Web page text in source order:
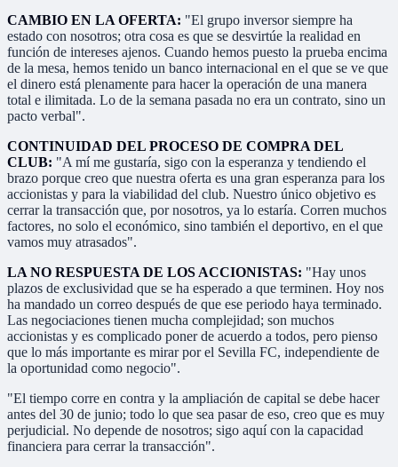
CAMBIO EN LA OFERTA: "El grupo inversor siempre ha
estado con nosotros; otra cosa es que se desvirtúe la realidad en
función de intereses ajenos. Cuando hemos puesto la prueba encima
de la mesa, hemos tenido un banco internacional en el que se ve que
el dinero está plenamente para hacer la operación de una manera
total e ilimitada. Lo de la semana pasada no era un contrato, sino un
pacto verbal".
CONTINUIDAD DEL PROCESO DE COMPRA DEL
CLUB: "A mí me gustaría, sigo con la esperanza y tendiendo el
brazo porque creo que nuestra oferta es una gran esperanza para los
accionistas y para la viabilidad del club. Nuestro único objetivo es
cerrar la transacción que, por nosotros, ya lo estaría. Corren muchos
factores, no solo el económico, sino también el deportivo, en el que
vamos muy atrasados".
LA NO RESPUESTA DE LOS ACCIONISTAS: "Hay unos
plazos de exclusividad que se ha esperado a que terminen. Hoy nos
ha mandado un correo después de que ese periodo haya terminado.
Las negociaciones tienen mucha complejidad; son muchos
accionistas y es complicado poner de acuerdo a todos, pero pienso
que lo más importante es mirar por el Sevilla FC, independiente de
la oportunidad como negocio".
"El tiempo corre en contra y la ampliación de capital se debe hacer
antes del 30 de junio; todo lo que sea pasar de eso, creo que es muy
perjudicial. No depende de nosotros; sigo aquí con la capacidad
financiera para cerrar la transacción".